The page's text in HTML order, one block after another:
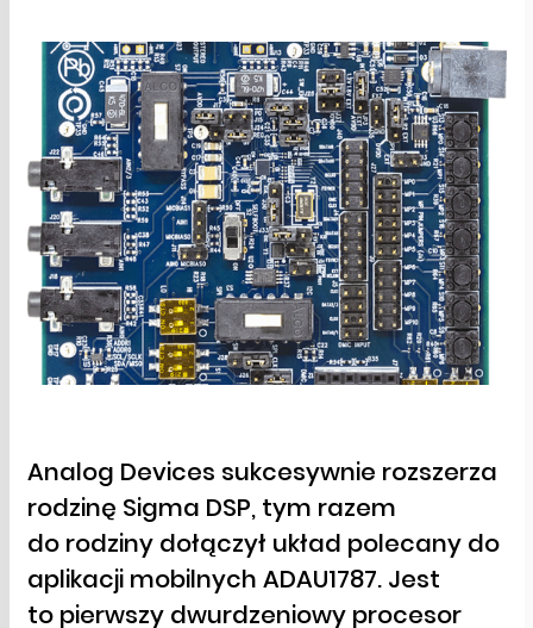
Analog Devices sukcesywnie rozszerza
rodzinę Sigma DSP, tym razem
do rodziny dołączył układ polecany do
aplikacji mobilnych ADAU1787. Jest
to pierwszy dwurdzeniowy procesor